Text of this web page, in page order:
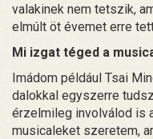
valakinek nem tetszik,
elmúlt öt évemet erre
Mi izgat téged a
Imádom például Tsai
dalokkal egyszerre
érzelmileg involválod is
musicaleket szeretem,